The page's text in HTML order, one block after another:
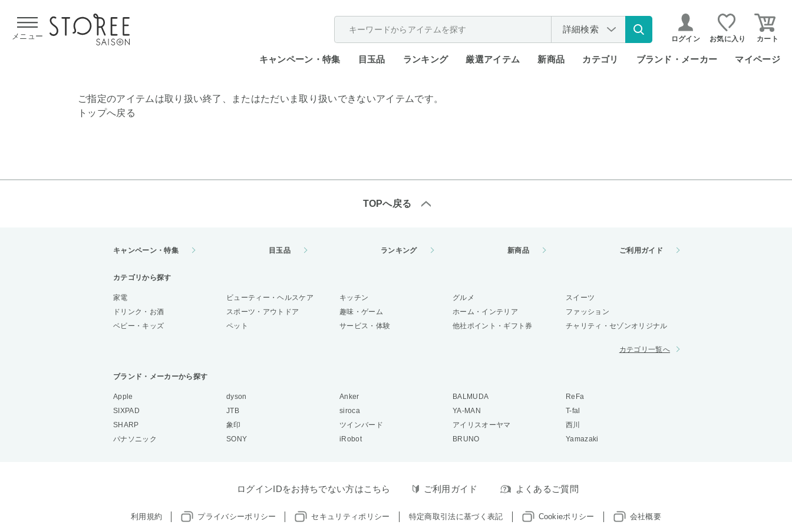
メニュー
詳細検索
ログイン お気に入り カート
キャンペーン・特集 目玉品 ランキング 厳選アイテム 新商品 カテゴリ ブランド・メーカー マイページ
ご指定のアイテムは取り扱い終了、またはただいま取り扱いできないアイテムです。
トップへ戻る
TOPへ戻る
キャンペーン・特集 目玉品 ランキング 新商品 ご利用ガイド
カテゴリから探す
家電 ビューティー・ヘルスケア キッチン グルメ
スイーツ
ドリンク・お酒
スポーツ・アウトドア 趣味・ゲーム ホーム・インテリア
ファッション
ベビー・キッズ
ペット サービス・体験 他社ポイント・ギフト券 チャリティ・セゾンオリジナル
カテゴリ一覧へ
ブランド・メーカーから探す
Apple dyson Anker BALMUDA
ReFa
SIXPAD
JTB siroca YA-MAN
T-fal
SHARP
象印 ツインバード アイリスオーヤマ
西川
パナソニック
SONY iRobot BRUNO Yamazaki
ログインIDをお持ちでない方はこちら ご利用ガイド よくあるご質問
利用規約 プライバシーポリシー セキュリティポリシー 特定商取引法に基づく表記 Cookieポリシー 会社概要